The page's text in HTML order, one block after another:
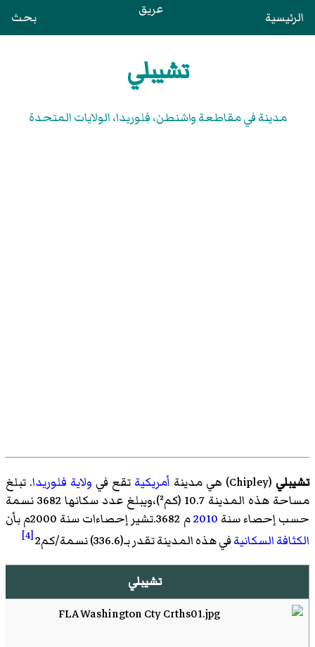
الرئيسية عريق بحث
تشيبلي
مدينة في مقاطعة واشنطن، فلوريدا، الولايات المتحدة
تشيبلي (
Chipley)‏ هي مدينة أمريكية تقع في ولاية فلوريدا. تبلغ
مساحة هذه المدينة 10.7 (كم²)،ويبلغ عدد سكانها 3682 نسمة
حسب إحصاء سنة 2010م 3682.تشير إحصاءات سنة 2000م بأن
الكثافة السكانيةفي هذه المدينة تقدر بـ(336.6) نسمة/كم2 [4]
تشيبلي